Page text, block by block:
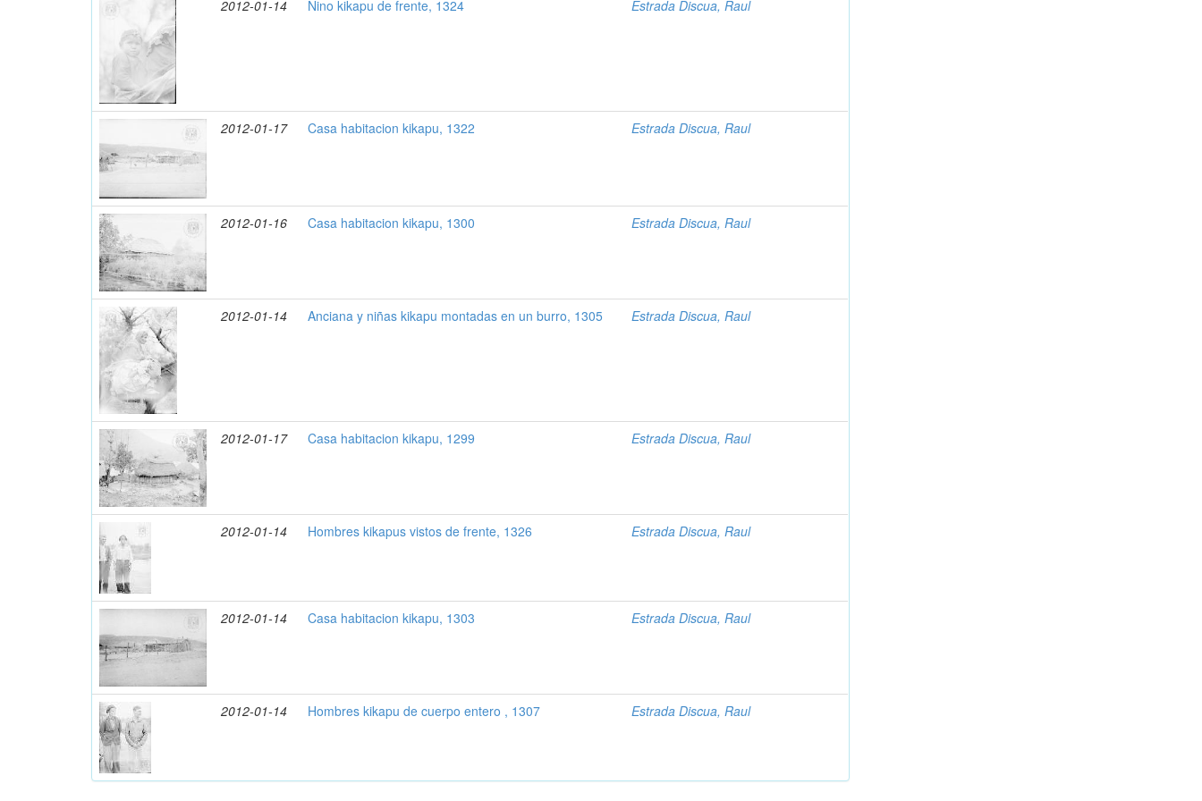
2012-01-14 Nino kikapu de frente, 1324 Estrada Discua, Raul
2012-01-17 Casa habitacion kikapu, 1322 Estrada Discua, Raul
2012-01-16 Casa habitacion kikapu, 1300 Estrada Discua, Raul
2012-01-14 Anciana y niñas kikapu montadas en un burro, 1305 Estrada Discua, Raul
2012-01-17 Casa habitacion kikapu, 1299 Estrada Discua, Raul
2012-01-14 Hombres kikapus vistos de frente, 1326 Estrada Discua, Raul
2012-01-14 Casa habitacion kikapu, 1303 Estrada Discua, Raul
2012-01-14 Hombres kikapu de cuerpo entero , 1307 Estrada Discua, Raul